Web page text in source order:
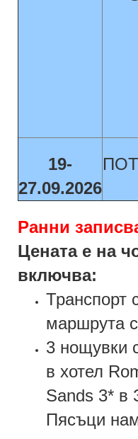
19-
27.09.2026
Ранни
Цената е на
включва:
Транспорт
маршрута
3 нощувки
в хотел
Sands 3* в
Пясъци